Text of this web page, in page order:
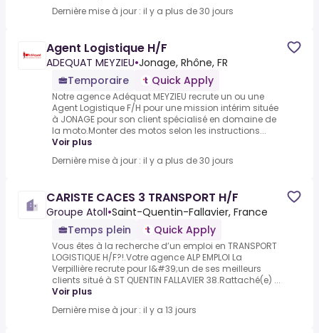
Dernière mise à jour : il y a plus de 30 jours
Agent Logistique H/F
ADEQUAT MEYZIEU•Jonage, Rhône, FR
Temporaire
Quick Apply
Notre agence Adéquat MEYZIEU recrute un ou une
Agent Logistique F/H pour une mission intérim située
à JONAGE pour son client spécialisé en domaine de
la moto.Monter des motos selon les instructions...
Voir plus
Dernière mise à jour : il y a plus de 30 jours
CARISTE CACES 3 TRANSPORT H/F
Groupe Atoll•Saint-Quentin-Fallavier, France
Temps plein
Quick Apply
Vous êtes à la recherche d’un emploi en TRANSPORT
LOGISTIQUE H/F?!.Votre agence ALP EMPLOI La
Verpillière recrute pour l&#39;un de ses meilleurs
clients situé à ST QUENTIN FALLAVIER 38.Rattaché(e) ...
Voir plus
Dernière mise à jour : il y a 13 jours